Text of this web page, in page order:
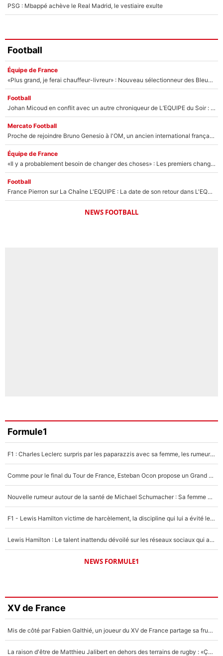
PSG : Mbappé achève le Real Madrid, le vestiaire exulte
Football
Équipe de France
«Plus grand, je ferai chauffeur-livreur» : Nouveau sélectionneur des Bleus, Zinédine Zidane s’était imaginé un avenir très différent lorsqu'il était enfant
Football
Johan Micoud en conflit avec un autre chroniqueur de L’EQUIPE du Soir : «Pendant un moment, je ne les ai pas remis ensemble dans l'émission»
Mercato Football
Proche de rejoindre Bruno Genesio à l'OM, un ancien international français va finalement débarquer... sur RMC !
Équipe de France
«Il y a probablement besoin de changer des choses» : Les premiers changements de Zinedine Zidane en équipe de France sont révélés ?
Football
France Pierron sur La Chaîne L'EQUIPE : La date de son retour dans L'EQUIPE de Choc est connue... et c'était très attendu
NEWS FOOTBALL
Formule1
F1 : Charles Leclerc surpris par les paparazzis avec sa femme, les rumeurs étaient vraies !
Comme pour le final du Tour de France, Esteban Ocon propose un Grand Prix de Formule 1 à Paris : «Autour de l’Arc de Triomphe, ce serait génial» !
Nouvelle rumeur autour de la santé de Michael Schumacher : Sa femme Corinna sort du silence
F1 - Lewis Hamilton victime de harcèlement, la discipline qui lui a évité le pire : «J'aurais probablement mal tourné»
Lewis Hamilton : Le talent inattendu dévoilé sur les réseaux sociaux qui a impressionné Kim Kardashian pendant leurs vacances en amoureux !
NEWS FORMULE1
XV de France
Mis de côté par Fabien Galthié, un joueur du XV de France partage sa frustration : «ils ne me l’ont pas dit tout de suite»
La raison d'être de Matthieu Jalibert en dehors des terrains de rugby : «Ça m'atteint autant que si tu touches à un membre de ma famille»